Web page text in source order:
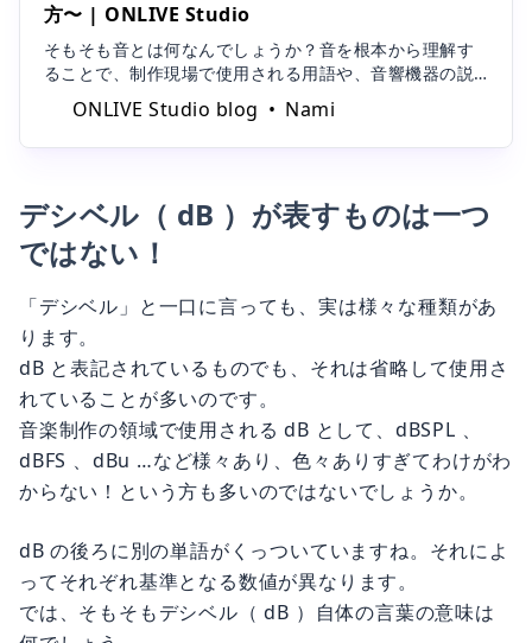
方〜 | ONLIVE Studio
そもそも音とは何なんでしょうか？音を根本から理解す
ることで、制作現場で使用される用語や、音響機器の説
明書、音作り、制作環境づくり...様々な理解が深まるき
っかけにもなります。
ONLIVE Studio blog Nami
デシベル（ dB ）が表すものは一つ
ではない！
「デシベル」と一口に言っても、実は様々な種類があ
ります。
dB と表記されているものでも、それは省略して使用さ
れていることが多いのです。
音楽制作の領域で使用される dB として、dBSPL 、
dBFS 、dBu …など様々あり、色々ありすぎてわけがわ
からない！という方も多いのではないでしょうか。
dB の後ろに別の単語がくっついていますね。それによ
ってそれぞれ基準となる数値が異なります。
では、そもそもデシベル（ dB ）自体の言葉の意味は